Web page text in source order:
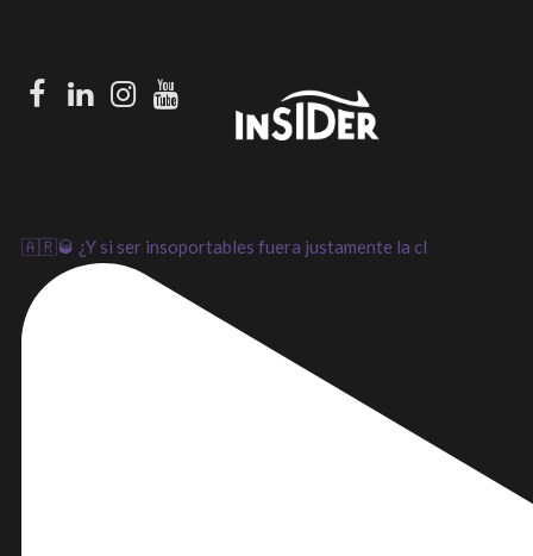
Facebook
LinkedInInstagram
Youtube
🇦🇷🥃 ¿Y si ser insoportables fuera justamente la cl